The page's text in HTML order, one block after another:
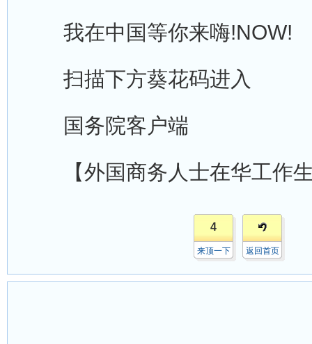
我在中国等你来嗨!NOW!
扫描下方葵花码进入
国务院客户端
【外国商务人士在华工作
4
来顶一下 返回首页